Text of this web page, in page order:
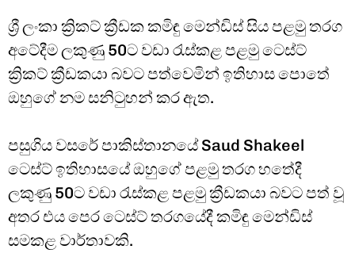
ශ්‍රී ලංකා ක්‍රිකට් ක්‍රීඩක කමිඳු මෙන්ඩිස් සිය පළමු තරග
අටේදීම ලකුණු 50ට වඩා රැස්කළ පළමු ටෙස්ට්
ක්‍රිකට් ක්‍රීඩකයා බවට පත්වෙමින් ඉතිහාස පොතේ
ඔහුගේ නම සනිටුහන් කර ඇත.
පසුගිය වසරේ පාකිස්තානයේ Saud Shakeel
ටෙස්ට් ඉතිහාසයේ ඔහුගේ පළමු තරග හතේදී
ලකුණු 50ට වඩා රැස්කළ පළමු ක්‍රීඩකයා බවට පත් වූ
අතර එය පෙර ටෙස්ට් තරගයේදී කමිඳු මෙන්ඩිස්
සමකළ වාර්තාවකි.